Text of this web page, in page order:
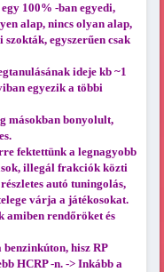
100% -ban egyedi,
alap, nincs olyan alap,
egyszerűen csak
ideje kb ~1
egyezik a többi
másokban bonyolult,
fektettünk a legnagyobb
illegál frakciók közti
autó tuningolás,
várja a játékosokat.
amiben rendőröket és
hisz RP
HCRP -n. -> Inkább a